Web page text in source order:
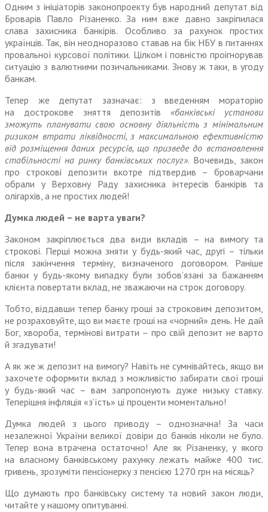
Одним з ініціаторів законопроекту був народний депутат від
Броварів Павло Різаненко. За ним вже давно закріпилася
слава захисника банкірів. Особливо за рахунок простих
українців. Так, він неодноразово ставав на бік НБУ в питаннях
провальної курсової політики. Цілком і повністю проігнорував
ситуацію з валютними позичальниками. Знову ж таки, в угоду
банкам.
Тепер же депутат зазначає: з введенням мораторію
на дострокове зняття депозитів «банківські установи
зможуть планувати свою основну діяльність з мінімальним
ризиком втрати ліквідності, з максимальною ефективністю
від розміщення даних ресурсів, що призведе до встановлення
стабільності на ринку банківських послуг». Вочевидь, закон
про строкові депозити вкотре підтвердив – броварчани
обрали у Верховну Раду захисника інтересів банкірів та
олігархів, а не простих людей!
Думка людей – не варта уваги?
Законом закріплюється два види вкладів – на вимогу та
строкові. Перші можна зняти у будь-який час, другі – тільки
після закінчення терміну, визначеного договором. Раніше
банки у будь-якому випадку були зобов’язані за бажанням
клієнта повертати вклад, не зважаючи на строк договору.
Тобто, віддавши тепер банку гроші за строковим депозитом,
не розраховуйте, що ви маєте гроші на «чорний» день. Не дай
Бог, хвороба, термінові витрати – про свій депозит не варто
й згадувати!
А як же ж депозит на вимогу? Навіть не сумнівайтесь, якщо ви
захочете оформити вклад з можливістю забирати свої гроші
у будь-який час – вам запропонують дуже низьку ставку.
Теперішня інфляція «з’їсть» ці проценти моментально!
Думка людей з цього приводу – однозначна! За часи
незалежної України великої довіри до банків ніколи не було.
Тепер вона втрачена остаточно! Але як Різаненку, у якого
на власному банківському рахунку лежать майже 400 тис.
гривень, зрозуміти пенсіонерку з пенсією 1270 грн на місяць?
Що думають про банківську систему та новий закон люди,
читайте у нашому опитуванні.